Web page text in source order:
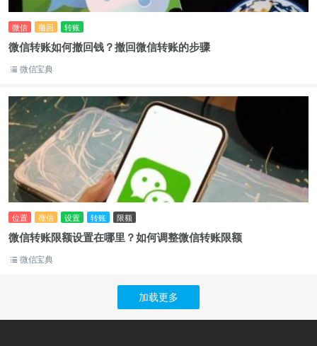
微信 撤回 转账
微信转账如何撤回钱？撤回微信转账的步骤
微信宝典
位置 微信 设置 转账 限额
微信转账限额设置在哪里？如何调整微信转账限额
微信宝典
加载更多